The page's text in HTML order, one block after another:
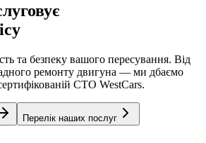
та безпеку вашого пересування. Від
ремонту двигуна — ми дбаємо
СТО WestCars.
Перелік наших послуг